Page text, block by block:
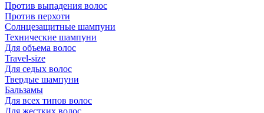
Против выпадения волос
Против перхоти
Солнцезащитные шампуни
Технические шампуни
Для объема волос
Travel-size
Для седых волос
Твердые шампуни
Бальзамы
Для всех типов волос
Для жестких волос